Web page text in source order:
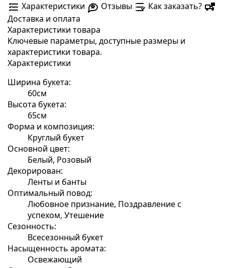
Характеристики Отзывы
Как заказать?
Доставка и оплата
Характеристики товара
Ключевые параметры, доступные размеры и
характеристики товара.
Характеристики
Ширина букета:
60см
Высота букета:
65см
Форма и композиция:
Круглый букет
Основной цвет:
Белый, Розовый
Декорирован:
Ленты и банты
Оптимальный повод:
Любовное признание, Поздравление с
успехом, Утешение
Сезонность:
Всесезонный букет
Насыщенность аромата:
Освежающий